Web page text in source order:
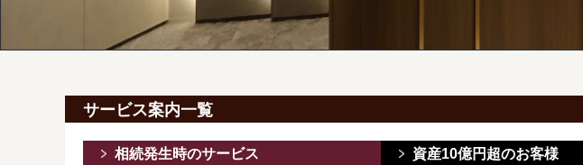
サービス案内一覧
相続発生時のサービス 資産10億円超のお客様